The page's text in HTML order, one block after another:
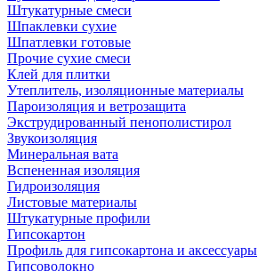
Штукатурные смеси
Шпаклевки сухие
Шпатлевки готовые
Прочие сухие смеси
Клей для плитки
Утеплитель, изоляционные материалы
Пароизоляция и ветрозащита
Экструдированный пенополистирол
Звукоизоляция
Минеральная вата
Вспененная изоляция
Гидроизоляция
Листовые материалы
Штукатурные профили
Гипсокартон
Профиль для гипсокартона и аксессуары
Гипсоволокно